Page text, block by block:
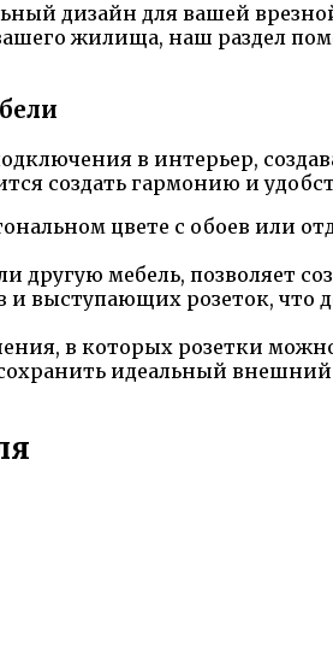
дизайн для вашей
жилища, наш раздел
в интерьер,
создать гармонию и
цвете с обоев или
мебель, позволяет
выступающих розеток, что
в которых розетки
идеальный